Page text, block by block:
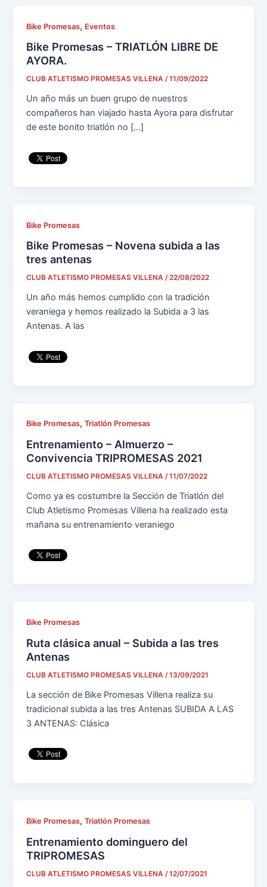
Bike Promesas, Eventos
Bike Promesas – TRIATLÓN LIBRE DE
AYORA.
CLUB ATLETISMO PROMESAS VILLENA/11/09/2022
Un año más un buen grupo de nuestros
compañeros han viajado hasta Ayora para disfrutar
de este bonito triatlón no […]
Bike Promesas
Bike Promesas – Novena subida a las
tres antenas
CLUB ATLETISMO PROMESAS VILLENA/22/08/2022
Un año más hemos cumplido con la tradición
veraniega y hemos realizado la Subida a 3 las
Antenas. A las
Bike Promesas,Triatlón Promesas
Entrenamiento – Almuerzo –
Convivencia TRIPROMESAS 2021
CLUB ATLETISMO PROMESAS VILLENA/11/07/2022
Como ya es costumbre la Sección de Triatlón del
Club Atletismo Promesas Villena ha realizado esta
mañana su entrenamiento veraniego
Bike Promesas
Ruta clásica anual – Subida a las tres
Antenas
CLUB ATLETISMO PROMESAS VILLENA/13/09/2021
La sección de Bike Promesas Villena realiza su
tradicional subida a las tres Antenas SUBIDA A LAS
3 ANTENAS: Clásica
Bike Promesas,Triatlón Promesas
Entrenamiento dominguero del
TRIPROMESAS
CLUB ATLETISMO PROMESAS VILLENA/12/07/2021